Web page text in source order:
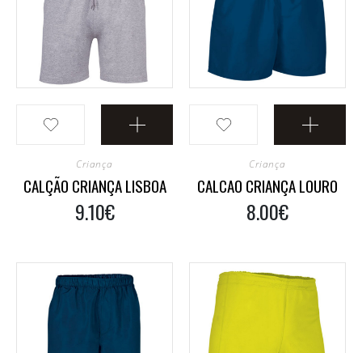
Criança
CALÇÃO CRIANÇA LISBOA
9.10€
Criança
CALCAO CRIANÇA LOURO
8.00€